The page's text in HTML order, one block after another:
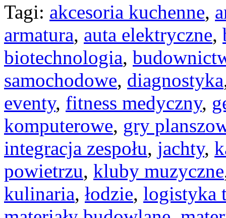
Tagi: akcesoria kuchenne,
armatura, auta elektryczne,
biotechnologia,
samochodowe, diagnostyka
eventy, fitness medyczny,
komputerowe, gry
integracja zespołu, jachty,
powietrzu, kluby muzyczne
kulinaria, łodzie, logistyka